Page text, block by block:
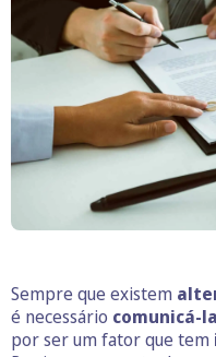
Sempre que existem
é necessário comunicá-
por ser um fator que tem